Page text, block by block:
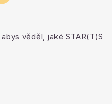
věděl, jaké STAR(T)S